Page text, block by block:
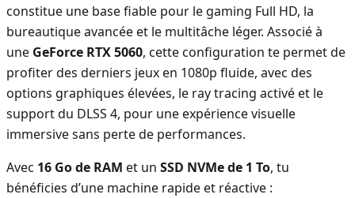
constitue une base fiable pour le gaming Full HD, la
bureautique avancée et le multitâche léger. Associé à
une GeForce RTX 5060, cette configuration te permet de
profiter des derniers jeux en 1080p fluide, avec des
options graphiques élevées, le ray tracing activé et le
support du DLSS 4, pour une expérience visuelle
immersive sans perte de performances.
Avec 16 Go de RAM et un SSD NVMe de 1 To, tu
bénéficies d’une machine rapide et réactive :